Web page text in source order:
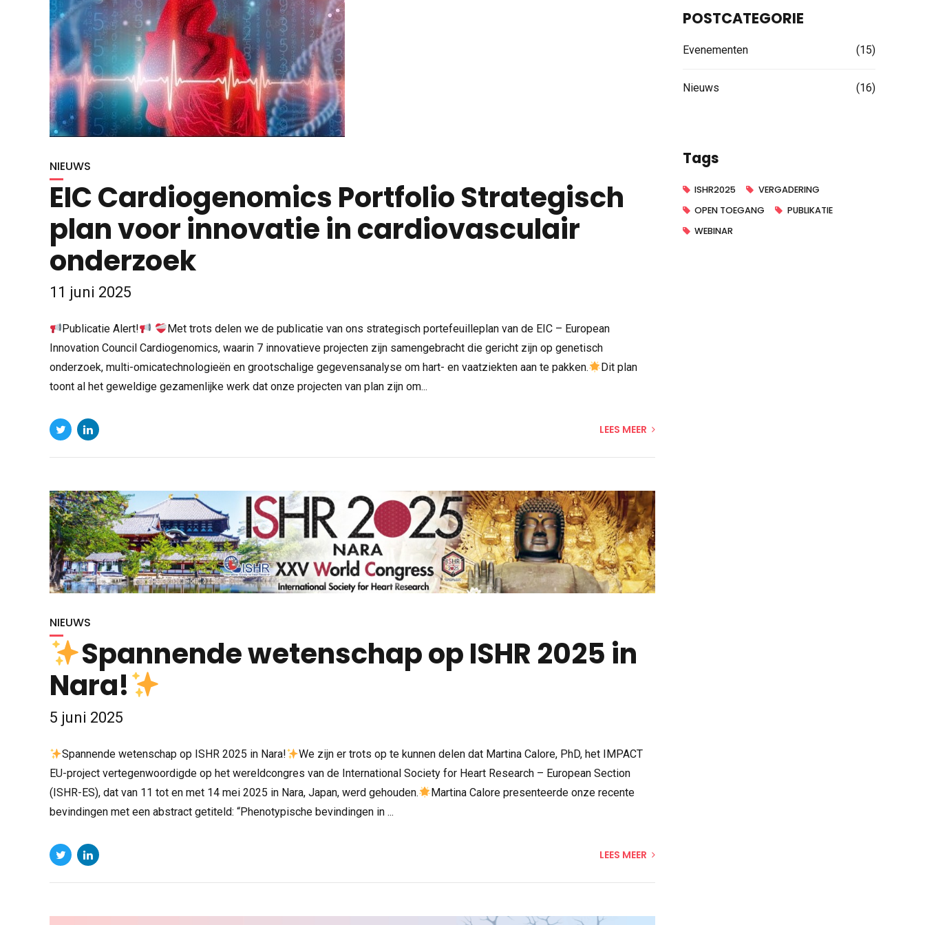
NIEUWS
EIC Cardiogenomics Portfolio Strategisch
plan voor innovatie in cardiovasculair
onderzoek
11 juni 2025
Publicatie Alert!
Met trots delen we de publicatie van ons strategisch portefeuilleplan van de EIC – European
Innovation Council Cardiogenomics, waarin 7 innovatieve projecten zijn samengebracht die gericht zijn op genetisch
onderzoek, multi-omicatechnologieën en grootschalige gegevensanalyse om hart- en vaatziekten aan te pakken.
Dit plan
toont al het geweldige gezamenlijke werk dat onze projecten van plan zijn om...
LEES MEER
NIEUWS
Spannende wetenschap op ISHR 2025 in
Nara!
5 juni 2025
Spannende wetenschap op ISHR 2025 in Nara!
We zijn er trots op te kunnen delen dat Martina Calore, PhD, het IMPACT
EU-project vertegenwoordigde op het wereldcongres van de International Society for Heart Research – European Section
(ISHR-ES), dat van 11 tot en met 14 mei 2025 in Nara, Japan, werd gehouden.
Martina Calore presenteerde onze recente
bevindingen met een abstract getiteld: “Phenotypische bevindingen in ...
LEES MEER
POSTCATEGORIE
Evenementen (15)
Nieuws (16)
Tags
ISHR2025
VERGADERING
OPEN TOEGANG
PUBLIKATIE
WEBINAR